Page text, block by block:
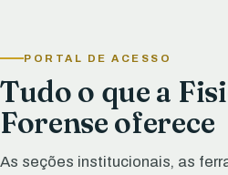
PORTAL DE ACESSO
Tudo o que a
Forense oferece
As seções institucionais, as